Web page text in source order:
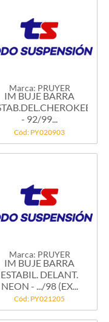
Marca: PRUYER
IM BUJE BARRA
- 92/99...
Cód: PY020903
Marca: PRUYER
IM BUJE BARRA
ESTABIL. DELANT.
NEON - .../98 (EX...
Cód: PY021205